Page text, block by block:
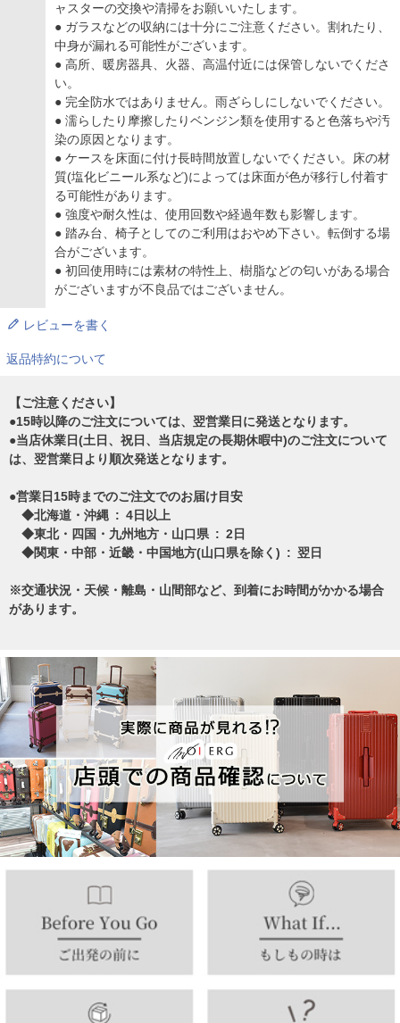
ャスターの交換や清掃をお願いいたします。
● ガラスなどの収納には十分にご注意ください。割れたり、
中身が漏れる可能性がございます。
● 高所、暖房器具、火器、高温付近には保管しないでくださ
い。
● 完全防水ではありません。雨ざらしにしないでください。
● 濡らしたり摩擦したりベンジン類を使用すると色落ちや汚
染の原因となります。
● ケースを床面に付け長時間放置しないでください。床の材
質(塩化ビニール系など)によっては床面が色が移行し付着す
る可能性があります。
● 強度や耐久性は、使用回数や経過年数も影響します。
● 踏み台、椅子としてのご利用はおやめ下さい。転倒する場
合がございます。
● 初回使用時には素材の特性上、樹脂などの匂いがある場合
がございますが不良品ではございません。
レビューを書く
返品特約について
【ご注意ください】
●15時以降のご注文については、翌営業日に発送となります。
●当店休業日(土日、祝日、当店規定の長期休暇中)のご注文について
は、翌営業日より順次発送となります。
●営業日15時までのご注文でのお届け目安
◆北海道・沖縄 : 4日以上
◆東北・四国・九州地方・山口県 : 2日
◆関東・中部・近畿・中国地方(山口県を除く) : 翌日
※交通状況・天候・離島・山間部など、到着にお時間がかかる場合
があります。